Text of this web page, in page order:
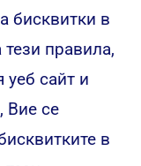
бисквитки в
тези правила,
сайт и
Вие се
в